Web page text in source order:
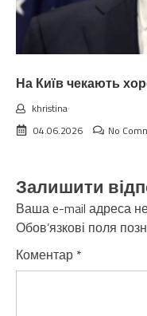
На Київ чекають
khristina
04.06.2026
No
Залишити
Ваша e-mail адреса
Обов’язкові поля
Коментар *